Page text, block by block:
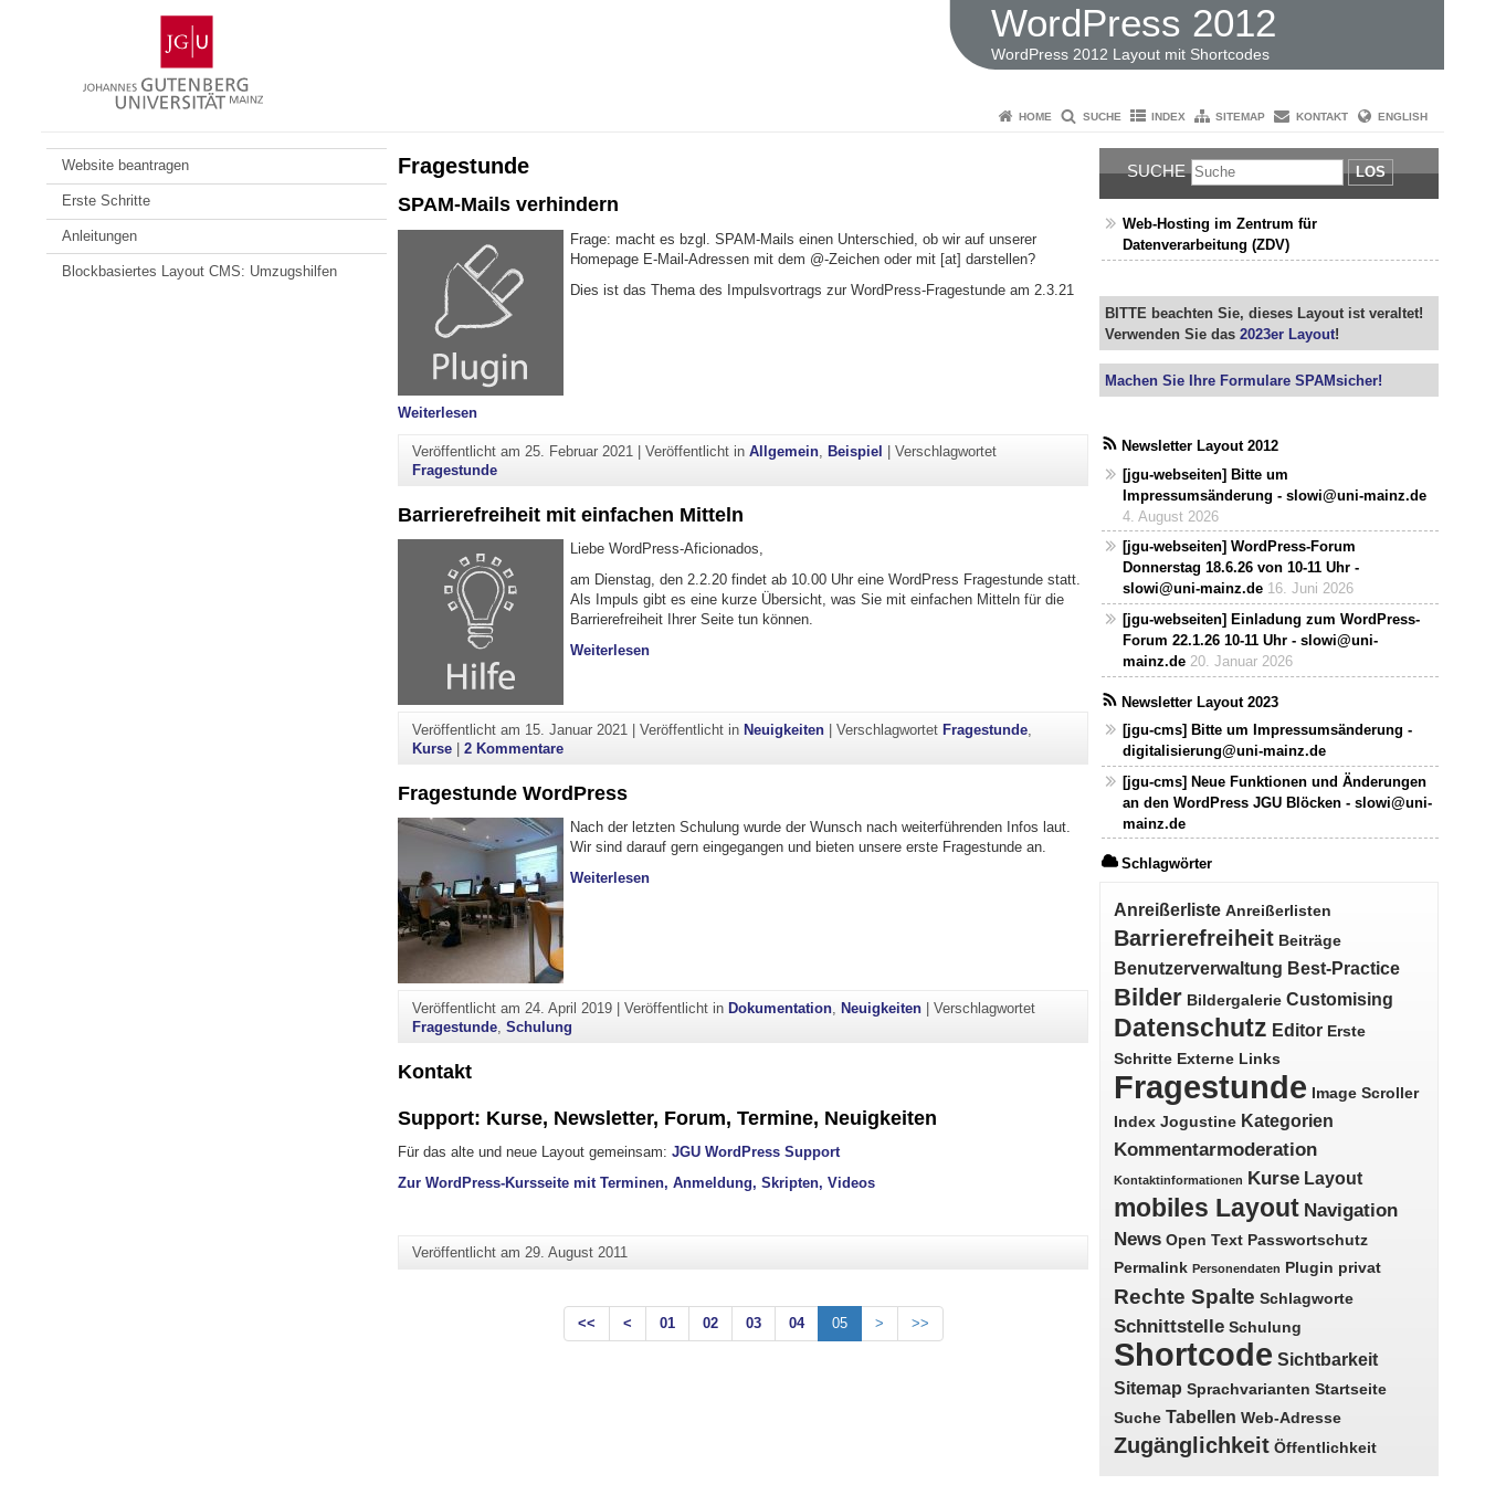
Gutenberg-
Universität
Mainz
WordPress 2012
WordPress 2012 Layout mit Shortcodes
HOME SUCHE INDEX SITEMAP KONTAKT ENGLISH
Website beantragen
Erste Schritte
Anleitungen
Blockbasiertes Layout CMS: Umzugshilfen
Fragestunde
SPAM-Mails verhindern
Frage: macht es bzgl. SPAM-Mails einen Unterschied, ob wir auf unserer
Homepage E-Mail-Adressen mit dem @-Zeichen oder mit [at] darstellen?
Dies ist das Thema des Impulsvortrags zur WordPress-Fragestunde am 2.3.21
Weiterlesen"SPAM-Mails verhindern"
Veröffentlicht am 25. Februar 2021 |Veröffentlicht inAllgemein Beispiel |Verschlagwortet
Fragestunde
Barrierefreiheit mit einfachen Mitteln
Liebe WordPress-Aficionados,
am Dienstag, den 2.2.20 findet ab 10.00 Uhr eine WordPress Fragestunde statt.
Als Impuls gibt es eine kurze Übersicht, was Sie mit einfachen Mitteln für die
Barrierefreiheit Ihrer Seite tun können.
Weiterlesen"Barrierefreiheit mit einfachen Mitteln"
Veröffentlicht am 15. Januar 2021 |Veröffentlicht in Neuigkeiten |Verschlagwortet Fragestunde
Kurse |2 Kommentarezu Barrierefreiheit mit einfachen Mitteln
Fragestunde WordPress
Nach der letzten Schulung wurde der Wunsch nach weiterführenden Infos laut.
Wir sind darauf gern eingegangen und bieten unsere erste Fragestunde an.
Weiterlesen"Fragestunde WordPress"
Veröffentlicht am 24. April 2019 |Veröffentlicht in Dokumentation Neuigkeiten |Verschlagwortet
Fragestunde ,Schulung
Kontakt
Support: Kurse, Newsletter, Forum, Termine, Neuigkeiten
Für das alte und neue Layout gemeinsam: JGU WordPress Support
Zur WordPress-Kursseite mit Terminen, Anmeldung, Skripten, Videos
Veröffentlicht am29. August 2011
<< < 01 02 03 04 05 > >>
SUCHE LOS
Web-Hosting im Zentrum für
Datenverarbeitung (ZDV)
BITTE beachten Sie, dieses Layout ist veraltet!
Verwenden Sie das2023er Layout!
Machen Sie Ihre Formulare SPAMsicher!
Newsletter Layout 2012
[jgu-webseiten] Bitte um
Impressumsänderung - slowi@uni-mainz.de
4. August 2026
[jgu-webseiten] WordPress-Forum
Donnerstag 18.6.26 von 10-11 Uhr -
slowi@uni-mainz.de 16. Juni 2026
[jgu-webseiten] Einladung zum WordPress-
Forum 22.1.26 10-11 Uhr - slowi@uni-
mainz.de 20. Januar 2026
Newsletter Layout 2023
[jgu-cms] Bitte um Impressumsänderung -
digitalisierung@uni-mainz.de
[jgu-cms] Neue Funktionen und Änderungen
an den WordPress JGU Blöcken - slowi@uni-
mainz.de
Schlagwörter
Anreißerliste Anreißerlisten
Barrierefreiheit Beiträge
Benutzerverwaltung Best-Practice
Bilder Bildergalerie Customising
Datenschutz Editor Erste
Schritte Externe Links
Fragestunde
Image Scroller
Index Jogustine Kategorien
Kommentarmoderation
Kontaktinformationen Kurse Layout
mobiles Layout Navigation
News Open Text Passwortschutz
Permalink Personendaten Plugin privat
Rechte Spalte Schlagworte
Schnittstelle Schulung
Shortcode Sichtbarkeit
Sitemap Sprachvarianten Startseite
Suche Tabellen Web-Adresse
Zugänglichkeit Öffentlichkeit